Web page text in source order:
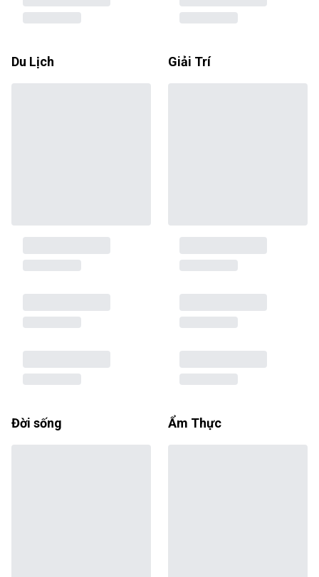
Du Lịch Giải Trí
Đời sống Ẩm Thực